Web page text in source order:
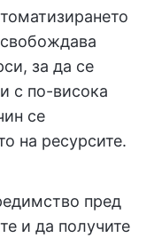
за да се
с по-висока
се
на ресурсите.
пред
и да получите